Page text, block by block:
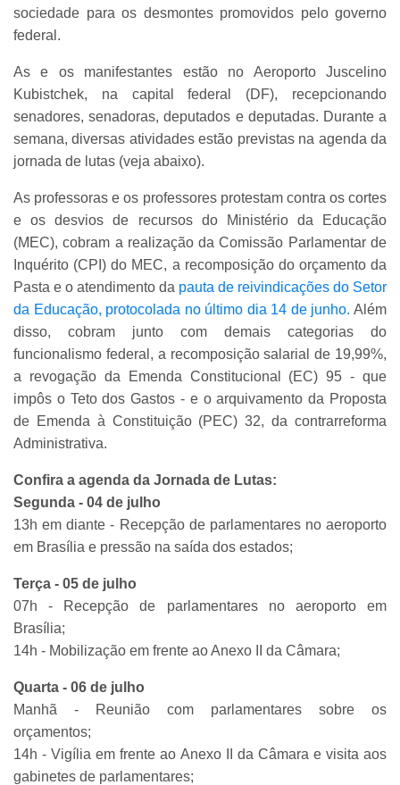
sociedade para os desmontes promovidos pelo governo
federal.
As e os manifestantes estão no Aeroporto Juscelino
Kubistchek, na capital federal (DF), recepcionando
senadores, senadoras, deputados e deputadas. Durante a
semana, diversas atividades estão previstas na agenda da
jornada de lutas (veja abaixo).
As professoras e os professores protestam contra os cortes
e os desvios de recursos do Ministério da Educação
(MEC), cobram a realização da Comissão Parlamentar de
Inquérito (CPI) do MEC, a recomposição do orçamento da
Pasta e o atendimento da pauta de reivindicações do Setor
da Educação, protocolada no último dia 14 de junho. Além
disso, cobram junto com demais categorias do
funcionalismo federal, a recomposição salarial de 19,99%,
a revogação da Emenda Constitucional (EC) 95 - que
impôs o Teto dos Gastos - e o arquivamento da Proposta
de Emenda à Constituição (PEC) 32, da contrarreforma
Administrativa.
Confira a agenda da Jornada de Lutas:
Segunda - 04 de julho
13h em diante - Recepção de parlamentares no aeroporto
em Brasília e pressão na saída dos estados;
Terça - 05 de julho
07h - Recepção de parlamentares no aeroporto em
Brasília;
14h - Mobilização em frente ao Anexo II da Câmara;
Quarta - 06 de julho
Manhã - Reunião com parlamentares sobre os
orçamentos;
14h - Vigília em frente ao Anexo II da Câmara e visita aos
gabinetes de parlamentares;